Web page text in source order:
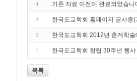
4 기존 자료 이전이 완료되었습니
3 한국도교학회 홈페이지 공사중
2 한국도교학회 2012년 춘계학
1 한국도교학회 창립 30주년 행
목록